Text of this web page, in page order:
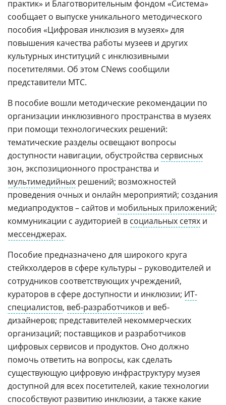
практик» и Благотворительным фондом «Система»
сообщает о выпуске уникального методического
пособия «Цифровая инклюзия в музеях» для
повышения качества работы музеев и других
культурных институций с инклюзивными
посетителями. Об этом CNews сообщили
представители МТС.
В пособие вошли методические рекомендации по
организации инклюзивного пространства в музеях
при помощи технологических решений:
тематические разделы освещают вопросы
доступности навигации, обустройства сервисных
зон, экспозиционного пространства и
мультимедийных решений; возможностей
проведения очных и онлайн мероприятий; создания
медиапродуктов – сайтов и мобильных приложений;
коммуникации с аудиторией в социальных сетях и
мессенджерах.
Пособие предназначено для широкого круга
стейкхолдеров в сфере культуры – руководителей и
сотрудников соответствующих учреждений,
кураторов в сфере доступности и инклюзии; ИТ-
специалистов, веб-разработчиков и веб-
дизайнеров; представителей некоммерческих
организаций; поставщиков и разработчиков
цифровых сервисов и продуктов. Оно должно
помочь ответить на вопросы, как сделать
существующую цифровую инфраструктуру музея
доступной для всех посетителей, какие технологии
способствуют развитию инклюзии, а также какие